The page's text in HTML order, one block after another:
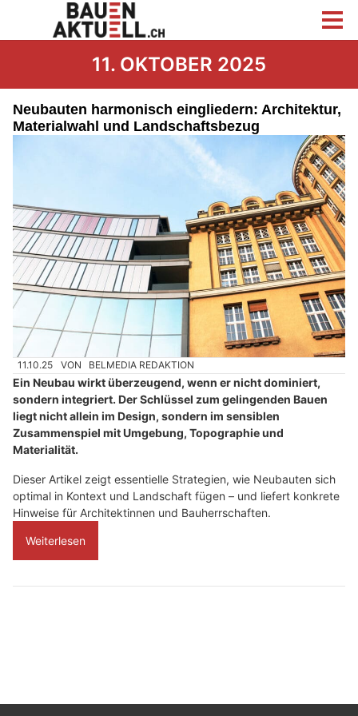
11. OKTOBER 2025
Neubauten harmonisch eingliedern: Architektur,
Materialwahl und Landschaftsbezug
11.10.25 VON BELMEDIA REDAKTION
Ein Neubau wirkt überzeugend, wenn er nicht dominiert,
sondern integriert. Der Schlüssel zum gelingenden Bauen
liegt nicht allein im Design, sondern im sensiblen
Zusammenspiel mit Umgebung, Topographie und
Materialität.
Dieser Artikel zeigt essentielle Strategien, wie Neubauten sich
optimal in Kontext und Landschaft fügen – und liefert konkrete
Hinweise für Architektinnen und Bauherrschaften.
Weiterlesen